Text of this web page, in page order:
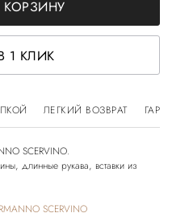
1 КЛИК
ЛЕГКИЙ ВОЗВРАТ
SCERVINO.
длинные рукава, вставки из
SCERVINO